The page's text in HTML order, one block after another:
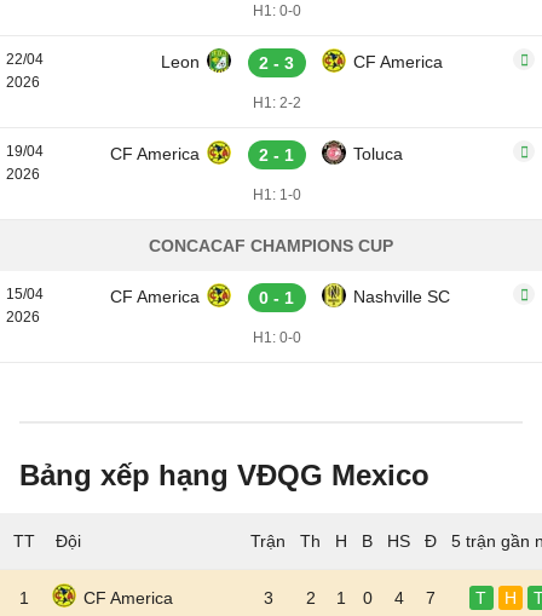
H1: 0-0
22/04
2026
Leon 2 - 3 CF America
H1: 2-2
19/04
2026
CF America 2 - 1 Toluca
H1: 1-0
CONCACAF CHAMPIONS CUP
15/04
2026
CF America 0 - 1 Nashville SC
H1: 0-0
Bảng xếp hạng VĐQG Mexico
TT Đội 5 trận gần
1 CF America 3 2 1 0 4 7 T H